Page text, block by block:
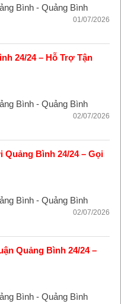
Bình - Quảng Bình
01/07/2026
24/24 – Hỗ Trợ Tận
Bình - Quảng Bình
02/07/2026
Bình 24/24 – Gọi
Bình - Quảng Bình
02/07/2026
Quảng Bình 24/24 –
Bình - Quảng Bình